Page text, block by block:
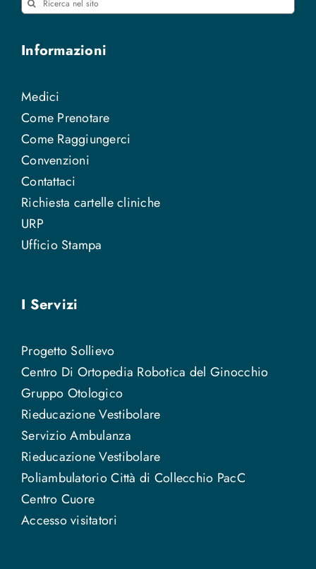
Informazioni
Medici
Come Prenotare
Come Raggiungerci
Convenzioni
Contattaci
Richiesta cartelle cliniche
URP
Ufficio Stampa
I Servizi
Progetto Sollievo
Centro Di Ortopedia Robotica del Ginocchio
Gruppo Otologico
Rieducazione Vestibolare
Servizio Ambulanza
Rieducazione Vestibolare
Poliambulatorio Città di Collecchio PacC
Centro Cuore
Accesso visitatori